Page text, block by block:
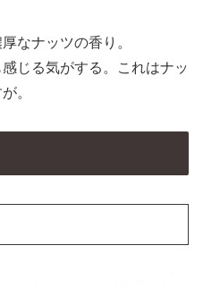
なナッツの香り。
じる気がする。これはナッ
。